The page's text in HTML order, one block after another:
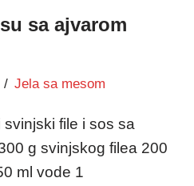
sa ajvarom
Jela sa mesom
file i sos sa
g svinjskog filea 200
ml vode 1